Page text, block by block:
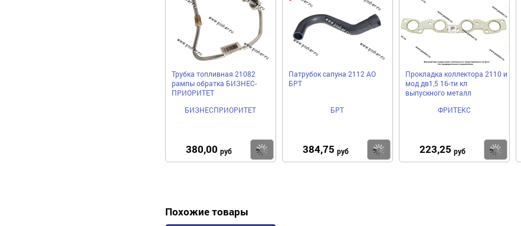
Трубка топливная 21082
рампы обратка БИЗНЕС-
ПРИОРИТЕТ
БИЗНЕСПРИОРИТЕТ
380,00 руб Купить
Патрубок сапуна 2112 АО
БРТ
БРТ
384,75 руб Купить
Прокладка коллектора 2110 и
мод дв1,5 16-ти кл
выпускного металл
ФРИТЕКС
223,25 руб
Похожие товары